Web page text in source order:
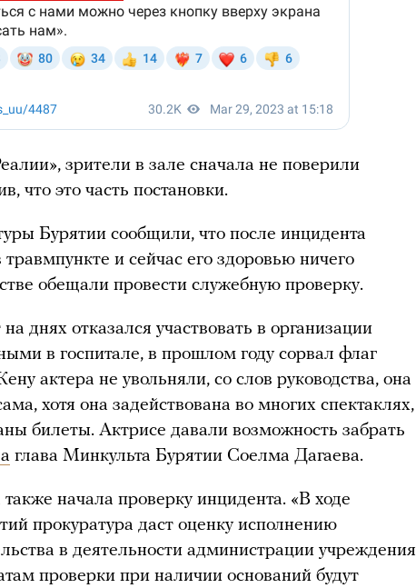
зрители в зале сначала не поверили
что это часть постановки.
Бурятии сообщили, что после инцидента
и сейчас его здоровью ничего
обещали провести служебную проверку.
днях отказался участвовать в организации
в госпитале, в прошлом году сорвал флаг
актера не увольняли, со слов руководства, она
хотя она задействована во многих спектаклях,
билеты. Актрисе давали возможность забрать
глава Минкульта Бурятии Соелма Дагаева.
начала проверку инцидента. «В ходе
прокуратура даст оценку исполнению
в деятельности администрации учреждения
проверки при наличии оснований будут